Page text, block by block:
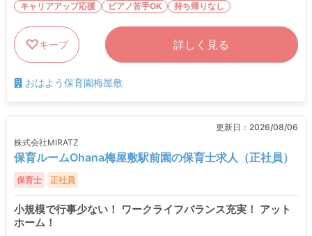
キャリアアップ応援
ピアノ苦手OK 持ち帰りなし
キープ 詳しく見る
おはよう保育園梅屋敷
更新日： 2026/08/06
株式会社MIRATZ
保育ルームOhana梅屋敷駅前園の保育士求人（正社員）
保育士 正社員
小規模で行事少ない！ ワークライフバランス充実！ アット
ホーム！